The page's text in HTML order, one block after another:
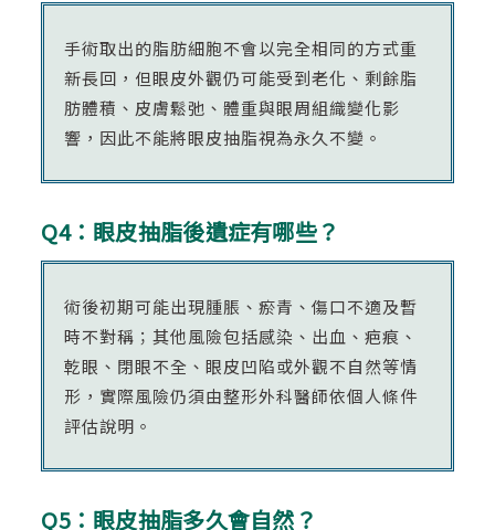
手術取出的脂肪細胞不會以完全相同的方式重
新長回，但眼皮外觀仍可能受到老化、剩餘脂
肪體積、皮膚鬆弛、體重與眼周組織變化影
響，因此不能將眼皮抽脂視為永久不變。
Q4：眼皮抽脂後遺症有哪些？
術後初期可能出現腫脹、瘀青、傷口不適及暫
時不對稱；其他風險包括感染、出血、疤痕、
乾眼、閉眼不全、眼皮凹陷或外觀不自然等情
形，實際風險仍須由整形外科醫師依個人條件
評估說明。
Q5：眼皮抽脂多久會自然？